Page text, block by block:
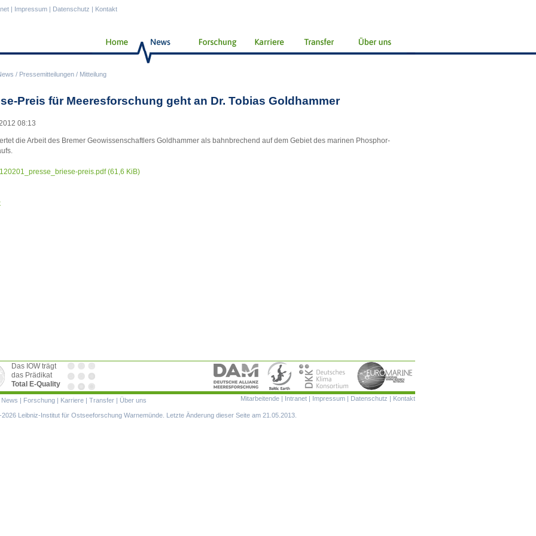
/ Pressemitteilungen / Mitteilung
| Impressum | Datenschutz | Kontakt
Preis für Meeresforschung geht an Dr. Tobias Goldhammer
08:13
die Arbeit des Bremer Geowissenschaftlers Goldhammer als bahnbrechend auf dem Gebiet des marinen Phosphor-
preis.pdf(61,6 KiB)
Das IOW trägt
das Prädikat
Total E-Quality
Navigation
Mitarbeitende | Intranet | Impressum | Datenschutz | Kontakt
News | Forschung | Karriere | Transfer | Über uns
Leibniz-Institut für Ostseeforschung Warnemünde. Letzte Änderung dieser Seite am 21.05.2013.